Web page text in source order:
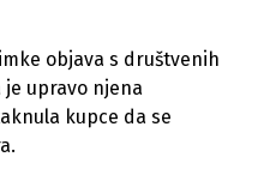
objava s društvenih
je upravo njena
kupce da se